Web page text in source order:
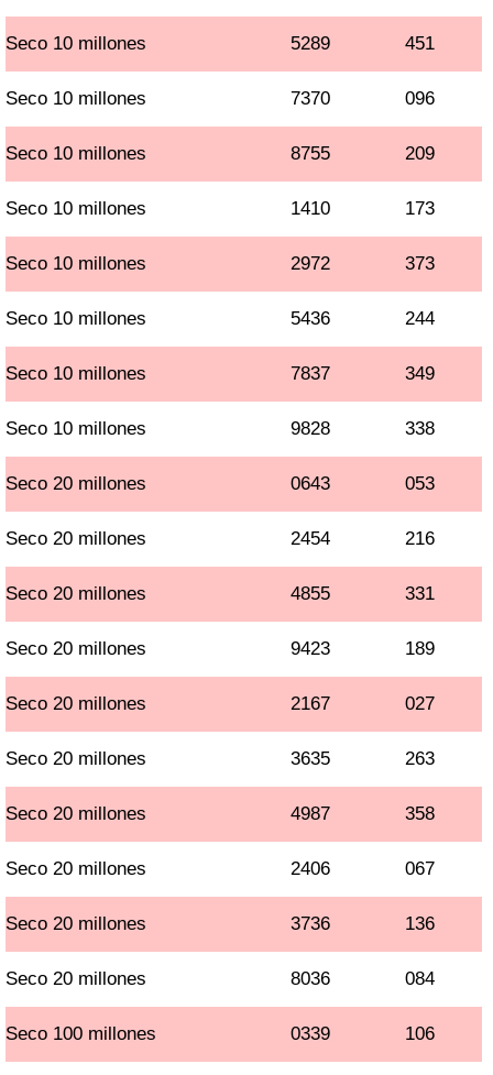
Seco 10 millones 5289 451
Seco 10 millones 7370 096
Seco 10 millones 8755 209
Seco 10 millones 1410 173
Seco 10 millones 2972 373
Seco 10 millones 5436 244
Seco 10 millones 7837 349
Seco 10 millones 9828 338
Seco 20 millones 0643 053
Seco 20 millones 2454 216
Seco 20 millones 4855 331
Seco 20 millones 9423 189
Seco 20 millones 2167 027
Seco 20 millones 3635 263
Seco 20 millones 4987 358
Seco 20 millones 2406 067
Seco 20 millones 3736 136
Seco 20 millones 8036 084
Seco 100 millones 0339 106